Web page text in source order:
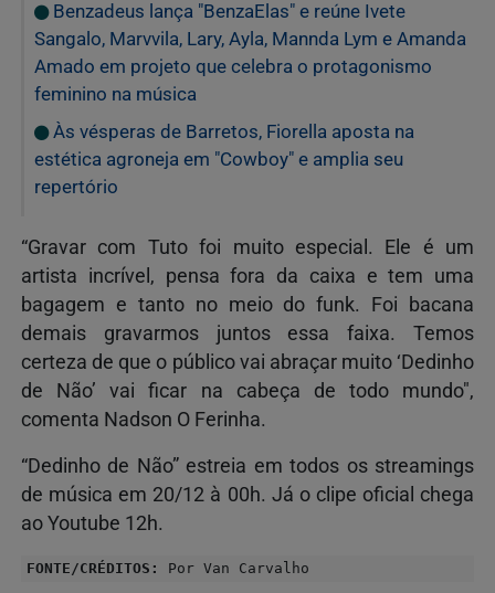
Benzadeus lança "BenzaElas" e reúne Ivete
Sangalo, Marvvila, Lary, Ayla, Mannda Lym e Amanda
Amado em projeto que celebra o protagonismo
feminino na música
Às vésperas de Barretos, Fiorella aposta na
estética agroneja em "Cowboy" e amplia seu
repertório
“Gravar com Tuto foi muito especial. Ele é um
artista incrível, pensa fora da caixa e tem uma
bagagem e tanto no meio do funk. Foi bacana
demais gravarmos juntos essa faixa. Temos
certeza de que o público vai abraçar muito ‘Dedinho
de Não’ vai ficar na cabeça de todo mundo",
comenta Nadson O Ferinha.
“Dedinho de Não” estreia em todos os streamings
de música em 20/12 à 00h. Já o clipe oficial chega
ao Youtube 12h.
FONTE/CRÉDITOS: Por Van Carvalho